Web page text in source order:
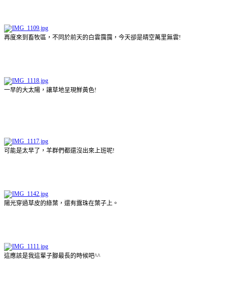
再度來到畜牧區，不同於前天的白雲靄靄，今天卻是晴空萬里無雲!
一早的大太陽，讓草地呈現鮮黃色!
可能是太早了，羊群們都還沒出來上班呢!
陽光穿過草皮的綠葉，還有露珠在葉子上。
這應該是我這輩子腳最長的時候吧^^